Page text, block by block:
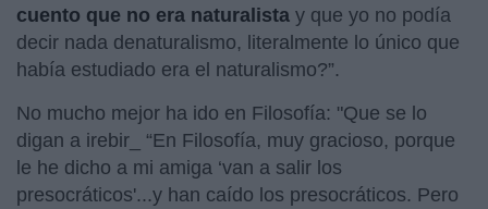
cuento que no era naturalista y que yo no podía
decir nada denaturalismo, literalmente lo único que
había estudiado era el naturalismo?”.
No mucho mejor ha ido en Filosofía: "Que se lo
digan a irebir_ “En Filosofía, muy gracioso, porque
le he dicho a mi amiga ‘van a salir los
presocráticos'...y han caído los presocráticos. Pero